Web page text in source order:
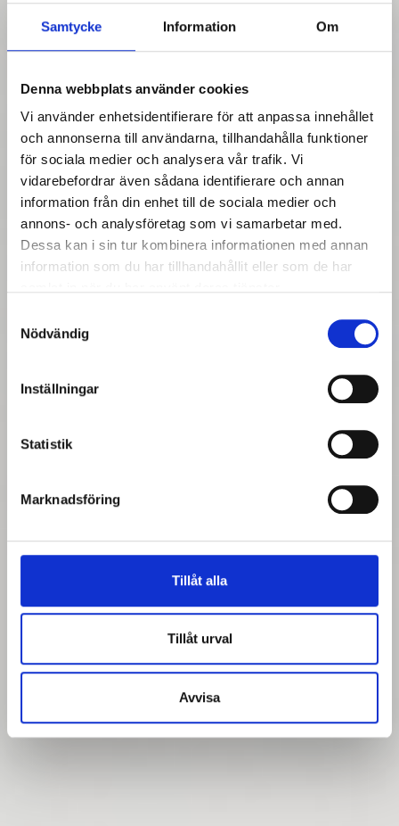
Samtycke Information Om
Denna webbplats använder cookies
Vi använder enhetsidentifierare för att anpassa innehållet
och annonserna till användarna, tillhandahålla funktioner
för sociala medier och analysera vår trafik. Vi
vidarebefordrar även sådana identifierare och annan
information från din enhet till de sociala medier och
annons- och analysföretag som vi samarbetar med.
Dessa kan i sin tur kombinera informationen med annan
information som du har tillhandahållit eller som de har
Nödvändig
Inställningar
Statistik
Marknadsföring
Tillåt alla
Tillåt urval
Avvisa
SOLEA C
En rund, dekorativ utanpåliggande armatur.